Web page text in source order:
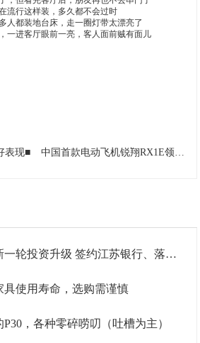
表现■ 中国首款电动飞机锐翔RX1E领先世界，一小时的飞行成本仅需17元
投资升级 签约江苏银行、落地重大产业
具使用寿命，选购需谨慎
，各种零碎唠叨（吐槽为主）